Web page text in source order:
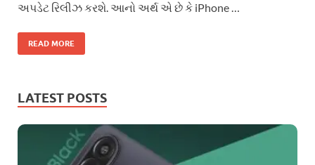
અપડેટ રિલીઝ કરશે. આનો અર્થ એ છે કે iPhone …
READ MORE
LATEST POSTS